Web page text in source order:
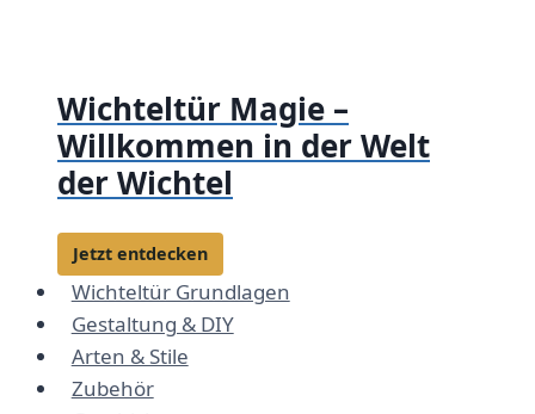
Wichteltür Magie –
Willkommen in der Welt
der Wichtel
Jetzt entdecken
Wichteltür Grundlagen
Gestaltung & DIY
Arten & Stile
Zubehör